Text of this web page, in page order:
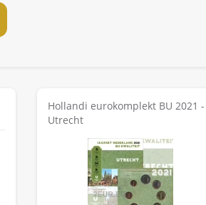
Hollandi eurokomplekt BU 2021 -
Utrecht